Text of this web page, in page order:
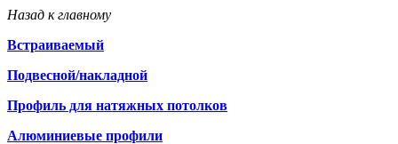
Назад к главному
Встраиваемый
Подвесной/накладной
Профиль для натяжных потолков
Алюминиевые профили